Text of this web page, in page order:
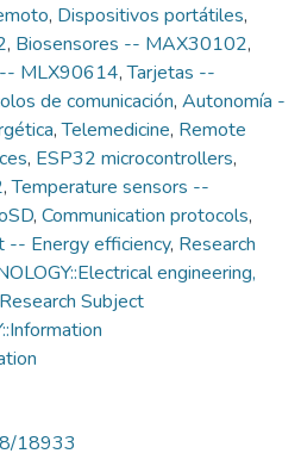
, Dispositivos portátiles,
, Biosensores -- MAX30102,
MLX90614,Tarjetas --
de comunicación, Autonomía -
,Telemedicine, Remote
, ESP32 microcontrollers,
,Temperature sensors --
, Communication protocols,
Energy efficiency, Research
engineering,
Research Subject
18933